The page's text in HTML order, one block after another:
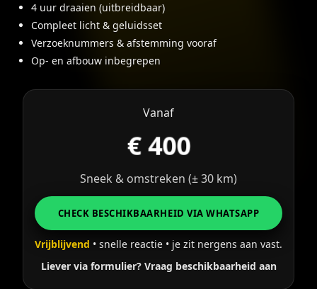
4 uur draaien (uitbreidbaar)
Compleet licht & geluidsset
Verzoeknummers & afstemming vooraf
Op- en afbouw inbegrepen
Vanaf
€ 400
Sneek & omstreken (± 30 km)
CHECK BESCHIKBAARHEID VIA WHATSAPP
Vrijblijvend • snelle reactie • je zit nergens aan vast.
Liever via formulier? Vraag beschikbaarheid aan